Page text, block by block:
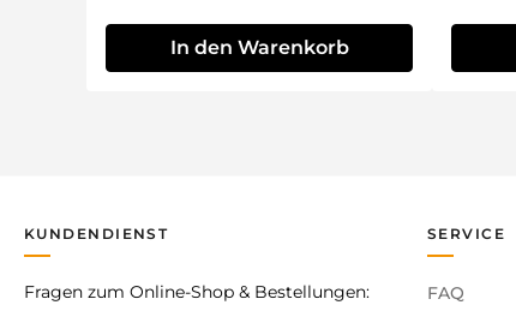
In den Warenkorb
KUNDENDIENST
Fragen zum Online-Shop & Bestellungen:
SERVICE
FAQ